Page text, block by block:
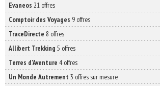
Evaneos 21 offres
Comptoir des Voyages 9 offres
TraceDirecte 8 offres
Allibert Trekking 5 offres
Terres d'Aventure 4 offres
Un Monde Autrement 3 offres sur mesure